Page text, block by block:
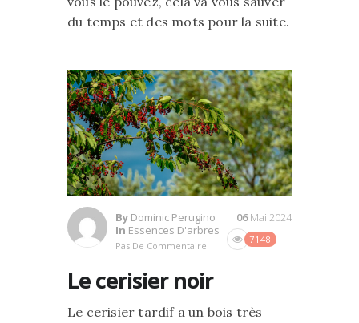
du temps et des mots pour la suite.
By Dominic Perugino
In Essences D'arbres
Pas De Commentaire
7148
06Mai 2024
Le cerisier noir
Le cerisier tardif a un bois très